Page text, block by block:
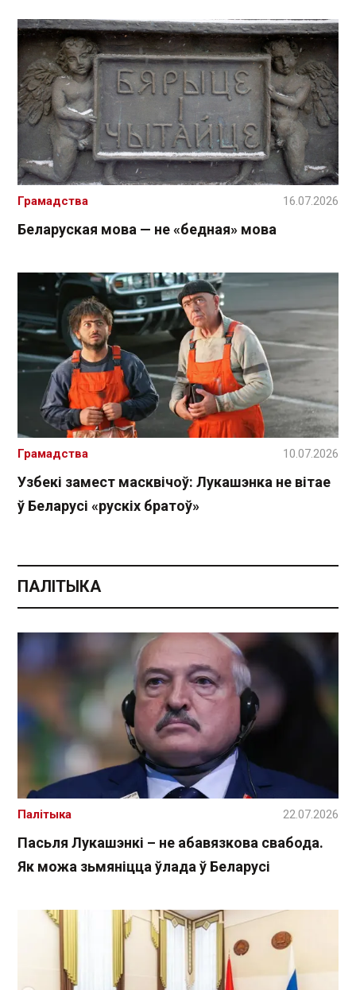
Беларуская мова — не «бедная» мова
Грамадства 16.07.2026
Узбекі замест масквічоў: Лукашэнка не вітае
ў Беларусі «рускіх братоў»
Грамадства 10.07.2026
ПАЛІТЫКА
Пасьля Лукашэнкі – не абавязкова свабода.
Як можа зьмяніцца ўлада ў Беларусі
Палітыка 22.07.2026